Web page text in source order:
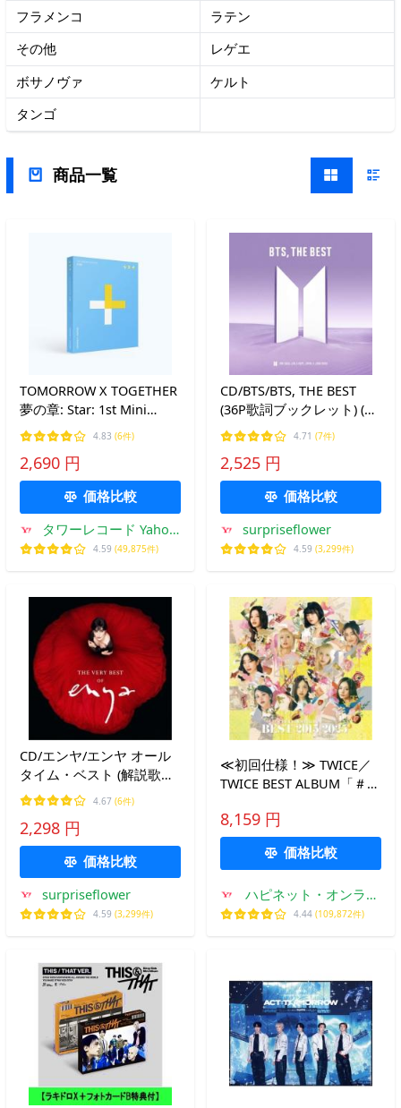
フラメンコ
ラテン
その他
レゲエ
ボサノヴァ
ケルト
タンゴ
商品一覧
TOMORROW X TOGETHER
夢の章: Star: 1st Mini
Album CD
4.83 (6件)
2,690 円
価格比較
タワーレコード Yahoo!
店
4.59 (49,875件)
CD/BTS/BTS, THE BEST
(36P歌詞ブックレット) (通
常盤・初回プレス)
4.71 (7件)
2,525 円
価格比較
surpriseflower
4.59 (3,299件)
CD/エンヤ/エンヤ オール
タイム・ベスト (解説歌詞
対訳付) (通常盤)
4.67 (6件)
2,298 円
価格比較
surpriseflower
4.59 (3,299件)
≪初回仕様！≫ TWICE／
TWICE BEST ALBUM「＃
定) 【CD+Blu-ray】
8,159 円
価格比較
ハピネット・オンライ
ンYahoo!ショッピング
4.44 (109,872件)